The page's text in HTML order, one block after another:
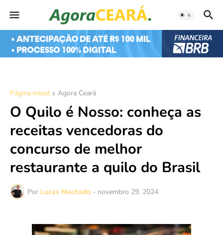
Página inicial Agora Ceará
O Quilo é Nosso: conheça as
receitas vencedoras do
concurso de melhor
restaurante a quilo do Brasil
Por Lucas Machado - novembro 29, 2024